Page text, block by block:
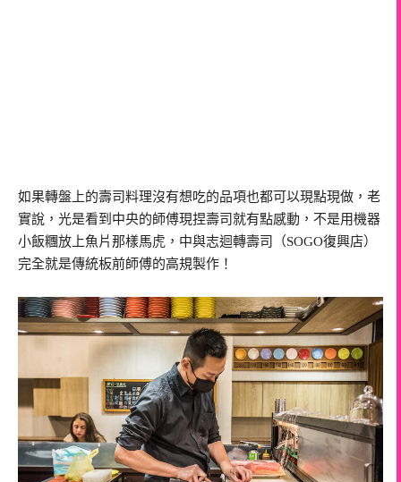
如果轉盤上的壽司料理沒有想吃的品項也都可以現點現做，老
實說，光是看到中央的師傅現捏壽司就有點感動，不是用機器
小飯糰放上魚片那樣馬虎，中與志迴轉壽司（SOGO復興店）
完全就是傳統板前師傅的高規製作！